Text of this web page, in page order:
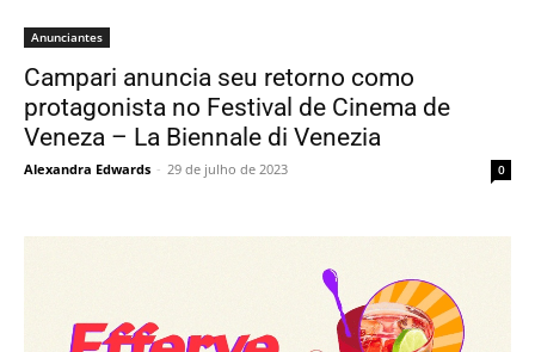
Anunciantes
Campari anuncia seu retorno como
protagonista no Festival de Cinema de
Veneza – La Biennale di Venezia
Alexandra Edwards - 29 de julho de 2023 0